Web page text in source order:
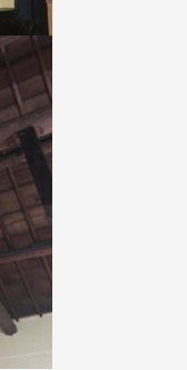
来場予約